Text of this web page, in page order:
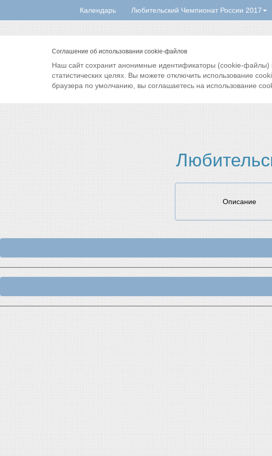
Календарь Любительский Чемпионат России 2017
Соглашение об использовании cookie-файлов
Наш сайт сохранит анонимные идентификаторы (cookie-файлы)
статистических целях. Вы можете отключить использование
браузера по умолчанию, вы соглашаетесь на использование
Описание